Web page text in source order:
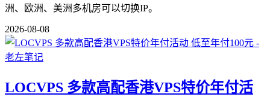
洲、欧洲、美洲多机房可以切换IP。
2026-08-08
LOCVPS 多款高配香港VPS特价年付活